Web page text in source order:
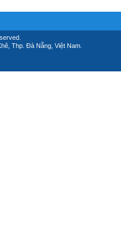
Thp. Đà Nẵng, Việt Nam.